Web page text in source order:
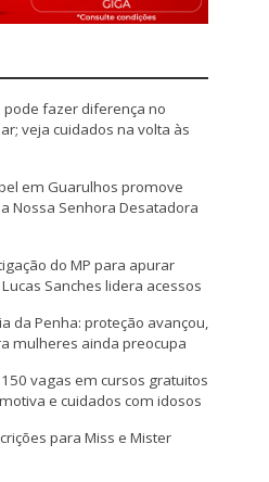
pode fazer diferença no
veja cuidados na volta às
em Guarulhos promove
Nossa Senhora Desatadora
do MP para apurar
Sanches lidera acessos
da Penha: proteção avançou,
mulheres ainda preocupa
vagas em cursos gratuitos
e cuidados com idosos
para Miss e Mister